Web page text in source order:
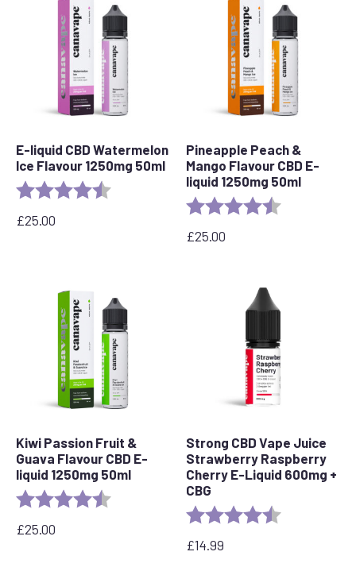
E-liquid CBD Watermelon
Ice Flavour 1250mg 50ml
Ocena: 4,7 na 5 gwiazdek
£25.00
Pineapple Peach &
Mango Flavour CBD E-
liquid 1250mg 50ml
Ocena:
£25.00
Kiwi Passion Fruit &
Guava Flavour CBD E-
liquid 1250mg 50ml
Ocena: 4,5 na 5 gwiazdek
£25.00
Strong CBD Vape Juice
Strawberry Raspberry
Cherry E-Liquid 600mg +
CBG
Ocena:
£14.99